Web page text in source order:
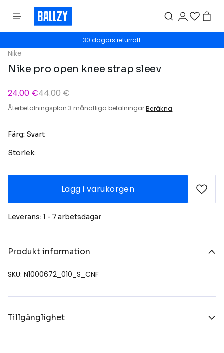
30 dagars returrätt
Nike
Nike pro open knee strap sleev
24.00 €44.00 €
Återbetalningsplan 3 månatliga betalningarBeräkna
Färg: Svart
Storlek:
Lägg i varukorgen
Leverans: 1 - 7 arbetsdagar
Produkt information
SKU: N1000672_010_S_CNF
Tillgänglighet